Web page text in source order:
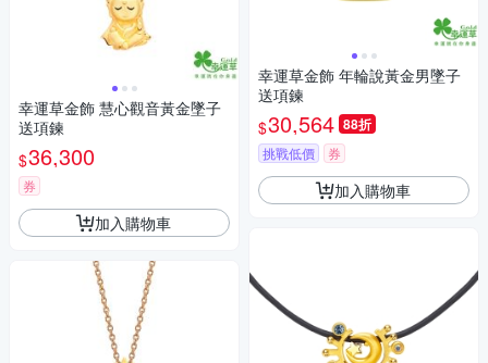
幸運草金飾 慧心觀音黃金墜子
送項鍊
$36,300
券
加入購物車
幸運草金飾 年輪說黃金男墜子
送項鍊
$30,564 88折
挑戰低價 券
加入購物車